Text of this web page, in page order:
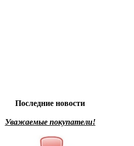
Последние новости
Уважаемые покупатели!